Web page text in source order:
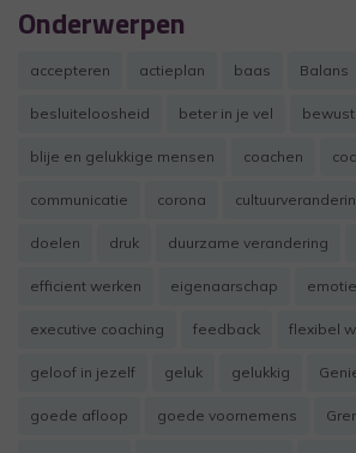
Onderwerpen
accepteren actieplan baas Balans
besluiteloosheid beter in je vel
blije en gelukkige mensen coachen
communicatie corona
doelen druk duurzame verandering
efficient werken eigenaarschap
executive coaching feedback flexibel
geloof in jezelf geluk gelukkig
goede afloop goede voornemens